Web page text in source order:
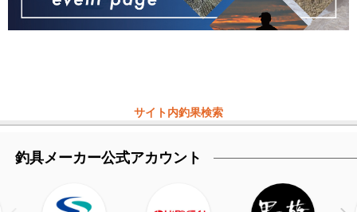
サイト内釣果検索
釣具メーカー公式アカウント